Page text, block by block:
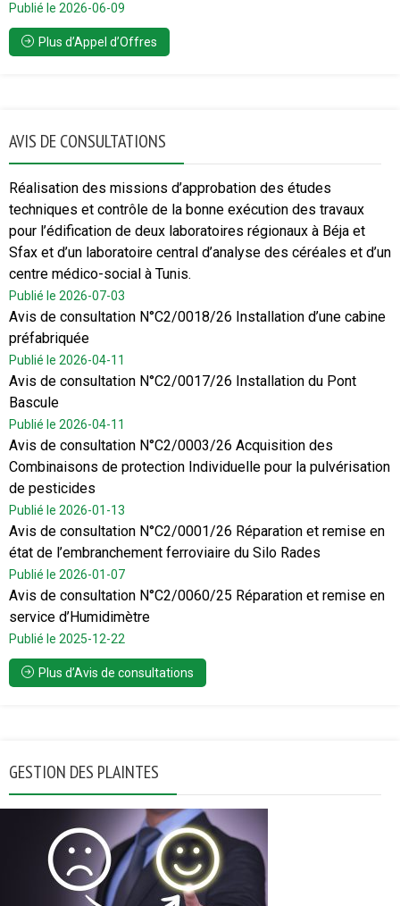
Publié le 2026-06-09
Plus d’Appel d’Offres
AVIS DE CONSULTATIONS
Réalisation des missions d’approbation des études
techniques et contrôle de la bonne exécution des travaux
pour l’édification de deux laboratoires régionaux à Béja et
Sfax et d’un laboratoire central d’analyse des céréales et d’un
centre médico-social à Tunis.
Publié le 2026-07-03
Avis de consultation N°C2/0018/26 Installation d’une cabine
préfabriquée
Publié le 2026-04-11
Avis de consultation N°C2/0017/26 Installation du Pont
Bascule
Publié le 2026-04-11
Avis de consultation N°C2/0003/26 Acquisition des
Combinaisons de protection Individuelle pour la pulvérisation
de pesticides
Publié le 2026-01-13
Avis de consultation N°C2/0001/26 Réparation et remise en
état de l’embranchement ferroviaire du Silo Rades
Publié le 2026-01-07
Avis de consultation N°C2/0060/25 Réparation et remise en
service d’Humidimètre
Publié le 2025-12-22
Plus d’Avis de consultations
GESTION DES PLAINTES